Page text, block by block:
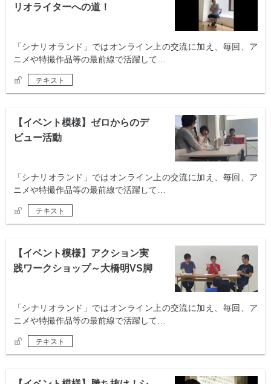
リオライターへの道！
「シナリオランド」ではオンライン上の交流に加え、毎回、ア
ニメや特撮作品等の最前線で活躍して…
テキスト
【イベント模様】ゼロからのデ
ビュー活動
「シナリオランド」ではオンライン上の交流に加え、毎回、ア
ニメや特撮作品等の最前線で活躍して…
テキスト
【イベント模様】アクション実
践ワークショップ～大橋明VS脚
「シナリオランド」ではオンライン上の交流に加え、毎回、ア
ニメや特撮作品等の最前線で活躍して…
テキスト